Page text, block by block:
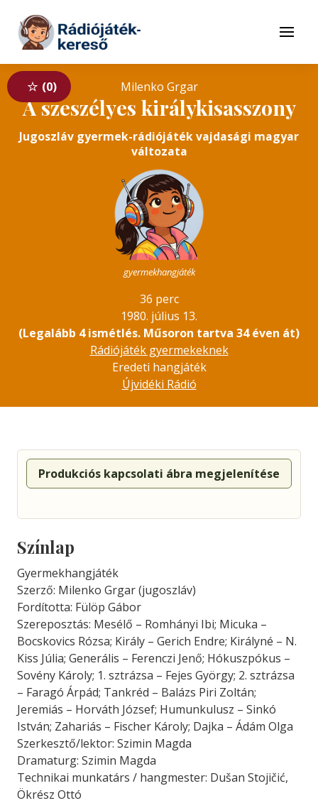
Tovább a tartalomhoz
Menü
0 Milenko Grgar
A szeszélyes királykisasszony
Jugoszláv gyermek-rádiójáték vajdasági magyar
változata
gyermekhangjáték
36 perc
1980. július 13.
(Legalább 4 ismétlés. Műsoron tartva 34 éven át)
Rádiójáték gyermekeknek
Eredeti hangjáték
Újvidéki Rádió
Produkciós kapcsolati ábra megjelenítése
Színlap
Gyermekhangjáték
Szerző: Milenko Grgar (jugoszláv)
Fordította: Fülöp Gábor
Szereposztás: Mesélő – Romhányi Ibi; Micuka –
Bocskovics Rózsa; Király – Gerich Endre; Királyné – N.
Kiss Júlia; Generális – Ferenczi Jenő; Hókuszpókus –
Sovény Károly; 1. sztrázsa – Fejes György; 2. sztrázsa
– Faragó Árpád; Tankréd – Balázs Piri Zoltán;
Jeremiás – Horváth József; Humunkulusz – Sinkó
István; Zahariás – Fischer Károly; Dajka – Ádám Olga
Szerkesztő/lektor: Szimin Magda
Dramaturg: Szimin Magda
Technikai munkatárs / hangmester: Dušan Stojičić,
Ökrész Ottó